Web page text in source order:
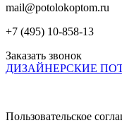
mail@potolokoptom.ru
+7 (‎495) 10-858-13
Заказать звонок
ДИЗАЙНЕРСКИЕ
Пользовательское